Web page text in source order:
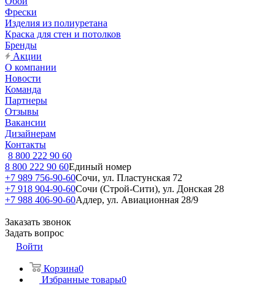
Фрески
Изделия из полиуретана
Краска для стен и потолков
Бренды
Акции
О компании
Новости
Команда
Партнеры
Отзывы
Вакансии
Дизайнерам
Контакты
8 800 222 90 60
8 800 222 90 60Единый номер
+7 989 756-90-60Сочи, ул. Пластунская 72
+7 918 904-90-60Сочи (Строй-Сити), ул. Донская 28
+7 988 406-90-60Адлер, ул. Авиационная 28/9
Заказать звонок
Задать вопрос
Войти
Корзина0
Избранные товары0